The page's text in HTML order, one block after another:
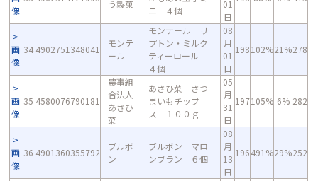
像
う製菓
ニ ４個
01
日
画
像
34 4902751348041
モンテ
ール
モンテール リ
プトン・ミルク
ティーロール
４個
08
月
01
日
198102%21%278
画
像
35 4580076790181
農事組
合法人
あさひ
菜
あさひ菜 さつ
まいもチップ
ス １００ｇ
05
月
31
日
197105% 6% 282
画
像
36 4901360355792
ブルボ
ン
ブルボン マロ
ンブラン ６個
08
月
13
日
196491%29%252